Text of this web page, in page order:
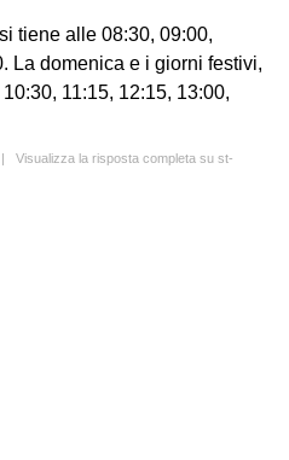
tiene alle 08:30, 09:00,
La domenica e i giorni festivi,
11:15, 12:15, 13:00,
Visualizza la risposta completa su st-